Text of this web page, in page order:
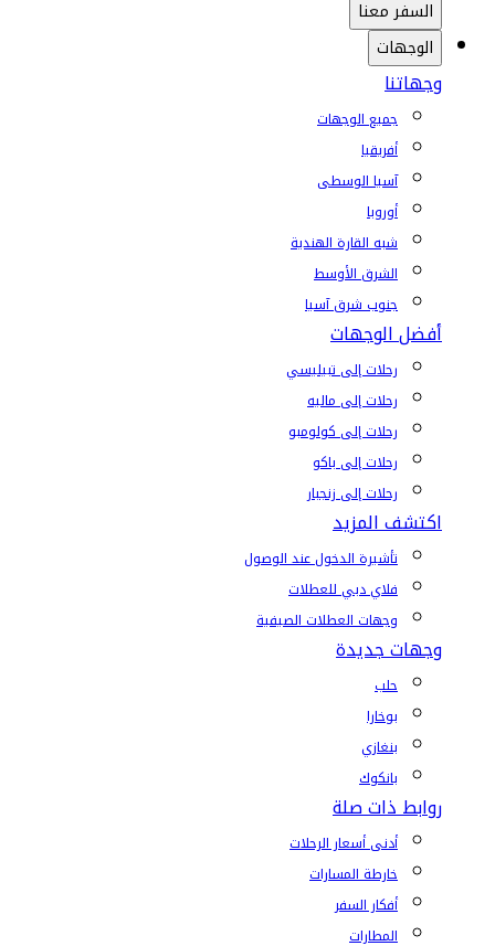
السفر معنا
الوجهات
وجهاتنا
جميع الوجهات
أفريقيا
آسيا الوسطى
أوروبا
شبه القارة الهندية
الشرق الأوسط
جنوب شرق آسيا
أفضل الوجهات
رحلات إلى تبيليسي
رحلات إلى ماليه
رحلات إلى كولومبو
رحلات إلى باكو
رحلات إلى زنجبار
اكتشف المزيد
تأشيرة الدخول عند الوصول
فلاي دبي للعطلات
وجهات العطلات الصيفية
وجهات جديدة
حلب
بوخارا
بنغازي
بانكوك
روابط ذات صلة
أدنى أسعار الرحلات
خارطة المسارات
أفكار السفر
المطارات